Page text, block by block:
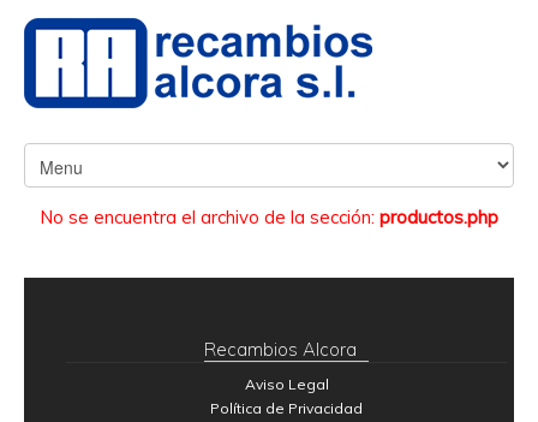
No se encuentra el archivo de la sección: productos.php
Recambios Alcora
Aviso Legal
Política de Privacidad